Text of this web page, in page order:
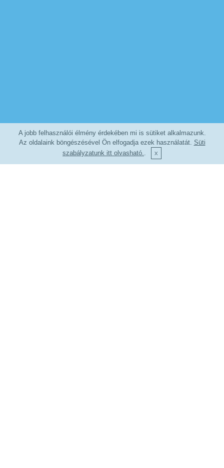
A jobb felhasználói élmény érdekében mi is sütiket alkalmazunk.
Az oldalaink böngészésével Ön elfogadja ezek használatát. Süti
szabályzatunk itt olvasható.